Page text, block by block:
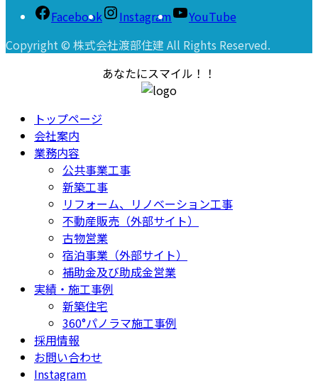
Facebook
Instagram
YouTube
Copyright © 株式会社渡部住建 All Rights Reserved.
あなたにスマイル！！
トップページ
会社案内
業務内容
公共事業工事
新築工事
リフォーム、リノベーション工事
不動産販売（外部サイト）
古物営業
宿泊事業（外部サイト）
補助金及び助成金営業
実績・施工事例
新築住宅
360°パノラマ施工事例
採用情報
お問い合わせ
Instagram